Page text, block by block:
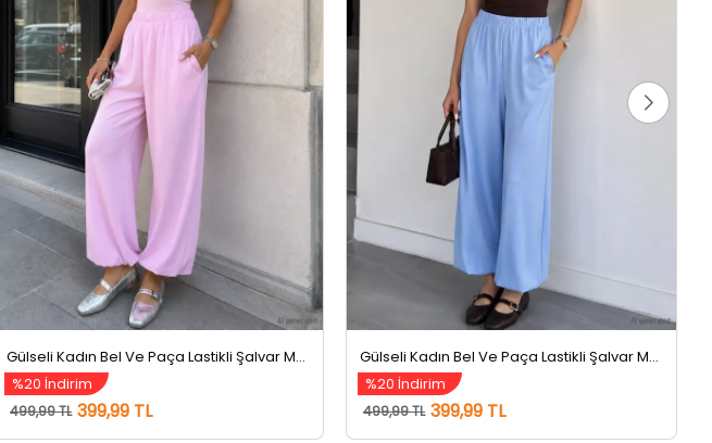
Gülseli Kadın Bel Ve Paça Lastikli Şalvar Model Pantolon Pembe
%20 İndirim
499,99 TL 399,99 TL
%20 İndirim
499,99 TL 399,99 TL